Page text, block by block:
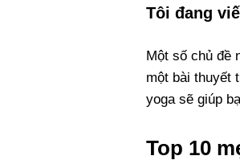
Tôi đang
Một số chủ đề
một bài thuyết
yoga sẽ giúp
Top 10